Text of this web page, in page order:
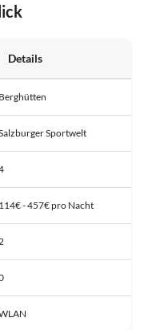
Details
Berghütten
Sportwelt
114€ - 457€ pro Nacht
2